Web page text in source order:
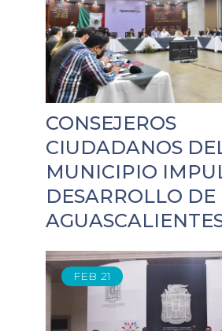
CONSEJEROS
CIUDADANOS
MUNICIPIO
DESARROLLO DE
FEB 21